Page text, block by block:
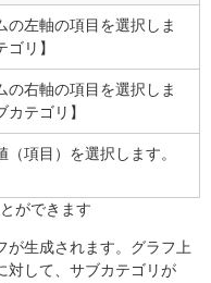
の左軸の項目を選択しま
リ】
の右軸の項目を選択しま
テゴリ】
項目）を選択します。
ができます
が生成されます。グラフ上
対して、サブカテゴリが